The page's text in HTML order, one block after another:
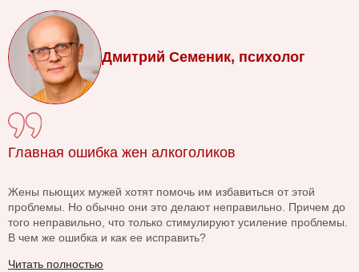
Дмитрий Семеник, психолог
Главная ошибка жен алкоголиков
Жены пьющих мужей хотят помочь им избавиться от этой
проблемы. Но обычно они это делают неправильно. Причем до
того неправильно, что только стимулируют усиление проблемы.
В чем же ошибка и как ее исправить?
Читать полностью